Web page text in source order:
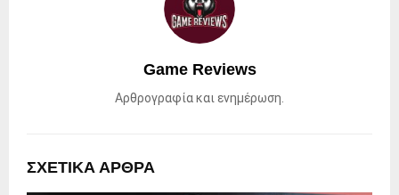
Game Reviews
Αρθρογραφία και ενημέρωση.
ΣΧΕΤΙΚΑ ΑΡΘΡΑ